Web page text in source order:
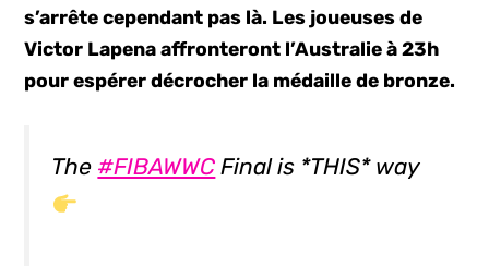
s’arrête cependant pas là. Les joueuses de
Victor Lapena affronteront l’Australie à 23h
pour espérer décrocher la médaille de bronze.
The #FIBAWWC Final is *THIS* way